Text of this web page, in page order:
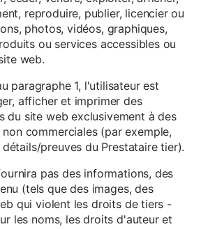
reproduire, publier, licencier ou
photos, vidéos, graphiques,
ou services accessibles ou
web.
paragraphe 1, l'utilisateur est
afficher et imprimer des
du site web exclusivement à des
commerciales (par exemple,
preuves du Prestataire tier).
pas des informations, des
(tels que des images, des
qui violent les droits de tiers -
les noms, les droits d'auteur et